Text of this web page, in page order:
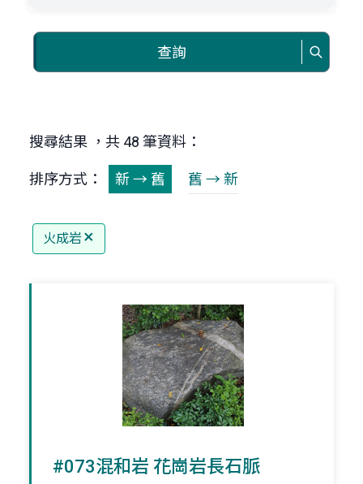
查詢
搜尋結果 ，共 48 筆資料：
排序方式： 新 → 舊 舊 → 新
火成岩
#073混和岩 花崗岩長石脈